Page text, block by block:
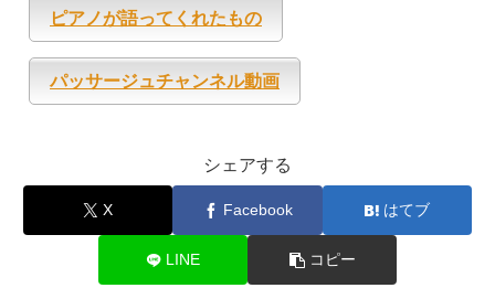
ピアノが語ってくれたもの
パッサージュチャンネル動画
シェアする
X Facebook はてブ
LINE コピー